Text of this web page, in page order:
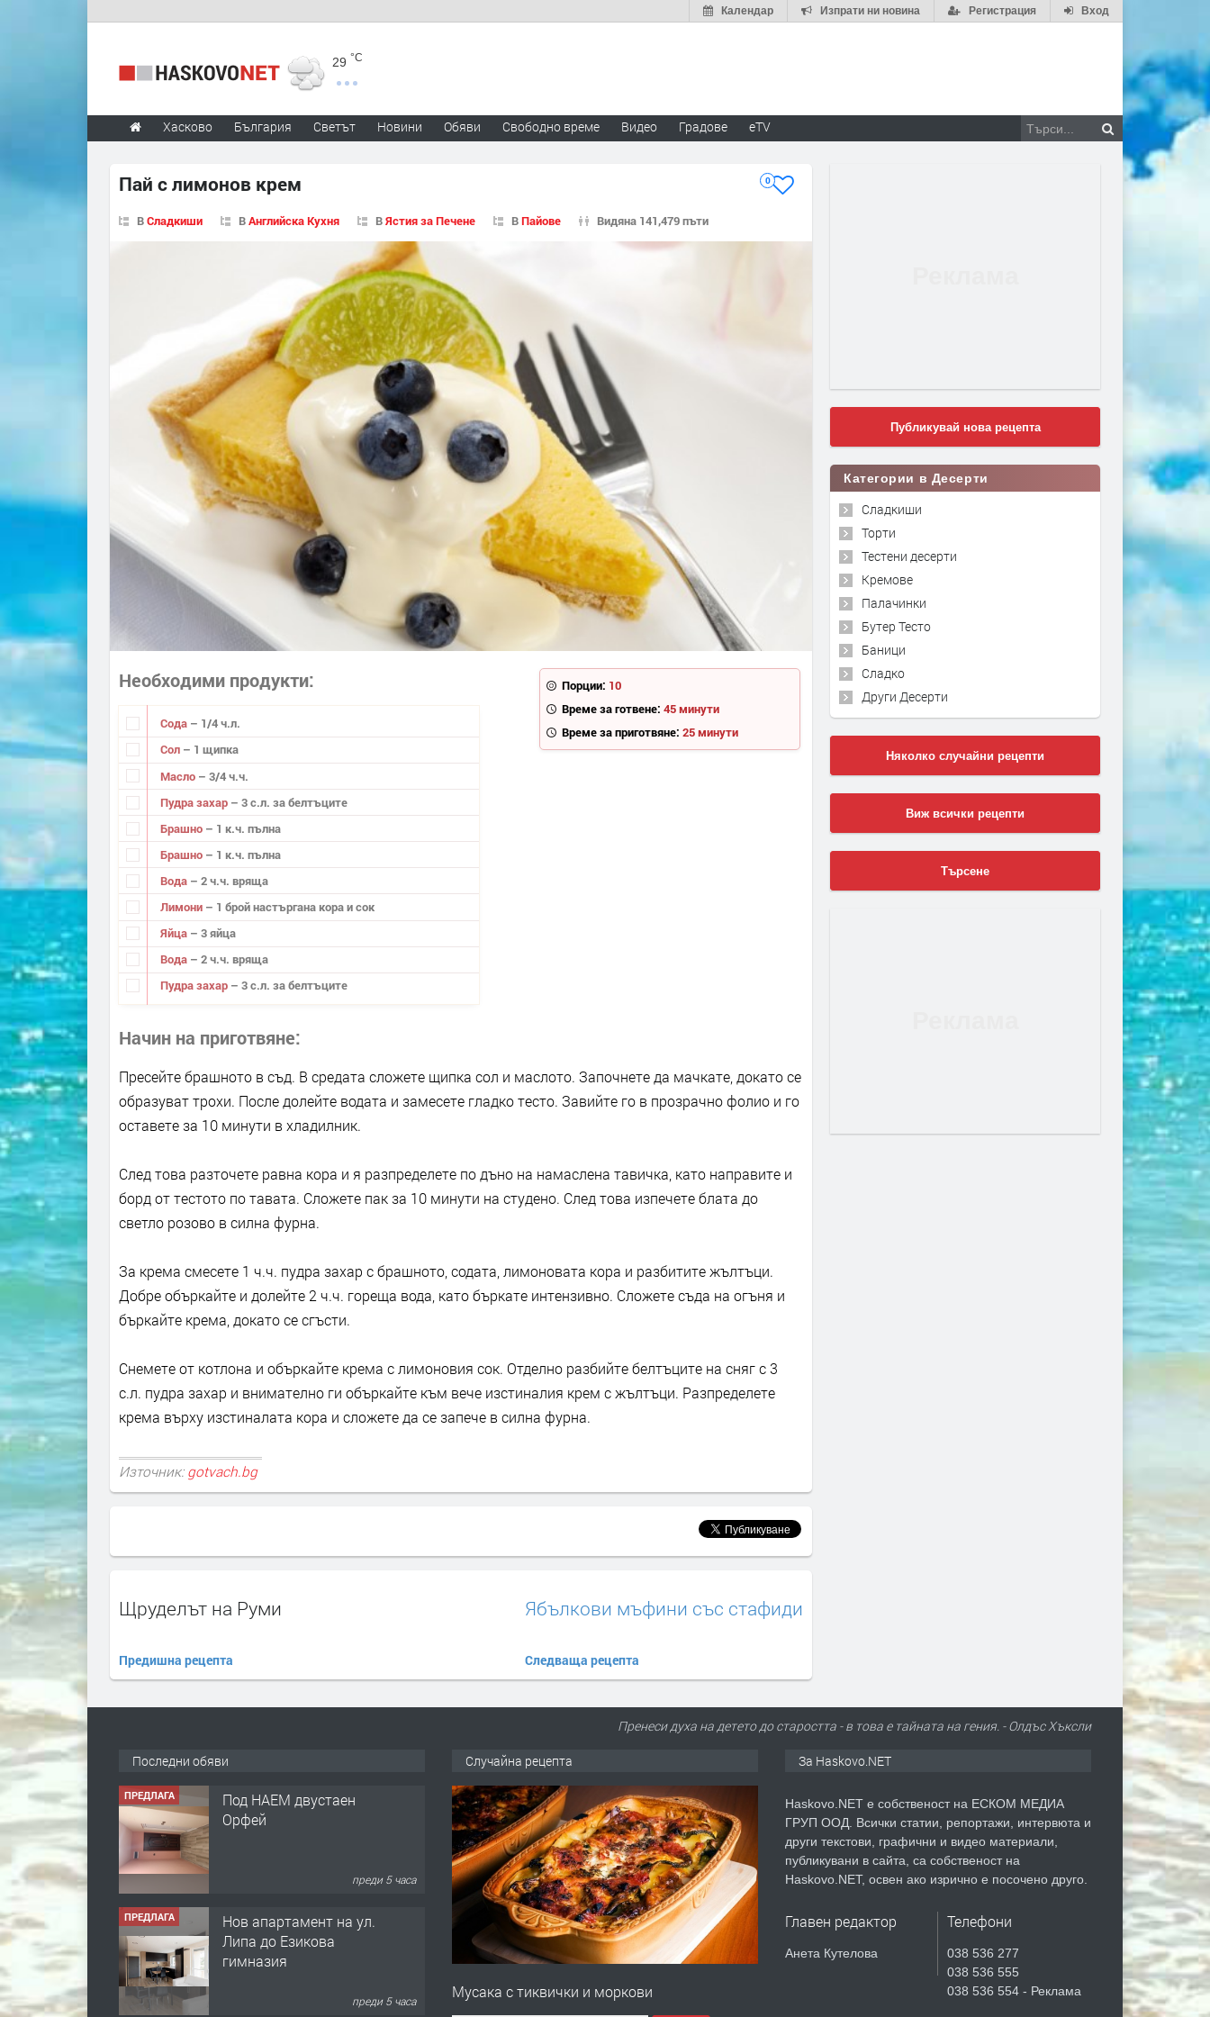
Вход
Регистрация
Изпрати ни новина
Календар
29 °C
Хасково България Светът Новини Обяви Свободно време Видео Градове eTV
Пай с лимонов крем 0
ВСладкиши ВАнглийска Кухня ВЯстия за Печене ВПайове Видяна 141,479 пъти
Порции: 10
Време за готвене: 45 минути
Време за приготвяне: 25 минути
Необходими продукти
Сода – 1/4 ч.л.
Сол – 1 щипка
Масло – 3/4 ч.ч.
Пудра захар – 3 с.л. за белтъците
Брашно – 1 к.ч. пълна
Брашно – 1 к.ч. пълна
Вода – 2 ч.ч. вряща
Лимони – 1 брой настъргана кора и сок
Яйца – 3 яйца
Вода – 2 ч.ч. вряща
Пудра захар – 3 с.л. за белтъците
Начин на приготвяне
Пресейте брашното в съд. В средата сложете щипка сол и маслото. Започнете да мачкате, докато се
образуват трохи. После долейте водата и замесете гладко тесто. Завийте го в прозрачно фолио и го
оставете за 10 минути в хладилник.
След това разточете равна кора и я разпределете по дъно на намаслена тавичка, като направите и
борд от тестото по тавата. Сложете пак за 10 минути на студено. След това изпечете блата до
светло розово в силна фурна.
За крема смесете 1 ч.ч. пудра захар с брашното, содата, лимоновата кора и разбитите жълтъци.
Добре объркайте и долейте 2 ч.ч. гореща вода, като бъркате интензивно. Сложете съда на огъня и
бъркайте крема, докато се сгъсти.
Снемете от котлона и объркайте крема с лимоновия сок. Отделно разбийте белтъците на сняг с 3
с.л. пудра захар и внимателно ги объркайте към вече изстиналия крем с жълтъци. Разпределете
крема върху изстиналата кора и сложете да се запече в силна фурна.
Източник: gotvach.bg
Щруделът на Руми
Предишна рецепта
Ябълкови мъфини със стафиди
Следваща рецепта
Публикувай нова рецепта
Категории в Десерти
Сладкиши
Торти
Тестени десерти
Кремове
Палачинки
Бутер Тесто
Баници
Сладко
Други Десерти
Няколко случайни рецепти
Виж всички рецепти
Търсене
Пренеси духа на детето до старостта - в това е тайната на гения. - Олдъс Хъксли
Последни обяви
ПРЕДЛАГА
Нов апартамент на ул.
Липа до Езикова
преди 5 часа
ПРЕДЛАГА
🔑 ОБЗАВЕДЕНА
ГАРСОНИЕРА ПОД
НАЕМ В КВ. „ОРФЕЙ“ –
преди 1 ден
Случайна рецепта
Мусака с тиквички и моркови
За Haskovo.NET
Haskovo.NET е собственост на ЕСКОМ МЕДИА
ГРУП ООД. Всички статии, репортажи, интервюта и
други текстови, графични и видео материали,
публикувани в сайта, са собственост на
Haskovo.NET, освен ако изрично е посочено друго.
Главен редактор
Анета Кутелова
Телефони
038 536 277
038 536 555
038 536 554 - Реклама